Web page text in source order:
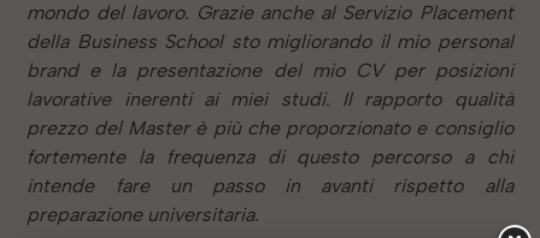
mondo del lavoro. Grazie anche al Servizio Placement
della Business School sto migliorando il mio personal
brand e la presentazione del mio CV per posizioni
lavorative inerenti ai miei studi. Il rapporto qualità
prezzo del Master è più che proporzionato e consiglio
fortemente la frequenza di questo percorso a chi
intende fare un passo in avanti rispetto alla
preparazione universitaria.